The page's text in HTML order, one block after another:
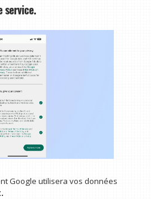
service.
Google utilisera vos données